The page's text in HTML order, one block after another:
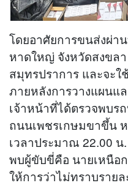
โดยอาศัยการขนส่งผ่า
หาดใหญ่ จังหวัดสงขล
สมุทรปราการ และจะ
ภายหลังการวางแผนแ
เจ้าหน้าที่ได้ตรวจพบร
ถนนเพชรเกษมขาขึ้น
เวลาประมาณ 22.00 น
พบผู้ขับขี่คือ นายเหนือ
ให้การว่าไม่ทราบราย